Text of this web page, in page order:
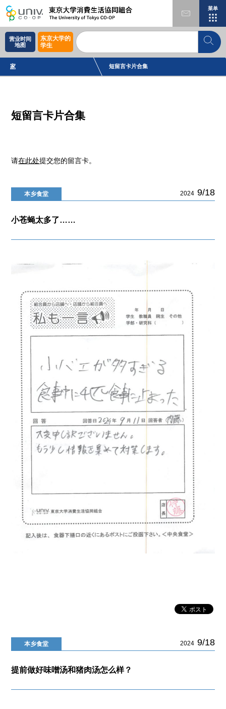
菜单
营业时间
地图
东京大学的
学生
家 短留言卡片合集
短留言卡片合集
请在此处提交您的留言卡。
本乡食堂 2024 9/18
小苍蝇太多了……
本乡食堂 2024 9/18
提前做好味噌汤和猪肉汤怎么样？